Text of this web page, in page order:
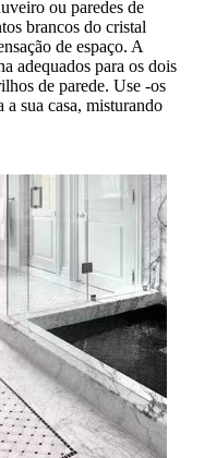
ou paredes de
brancos do cristal
de espaço. A
adequados para os dois
de parede. Use -os
a sua casa, misturando